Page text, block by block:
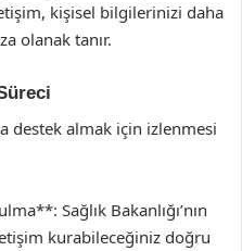
kişisel bilgilerinizi daha
olanak tanır.
destek almak için izlenmesi
Sağlık Bakanlığı’nın
kurabileceğiniz doğru